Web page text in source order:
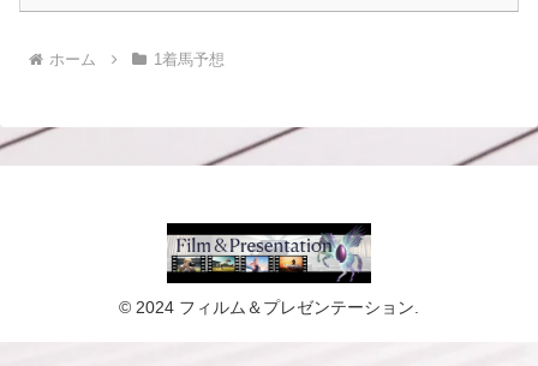
ホーム 1着馬予想
© 2024 フィルム＆プレゼンテーション.